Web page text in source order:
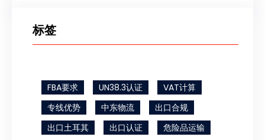
标签
FBA要求 UN38.3认证
VAT计算
专线优势
中东物流
出口合规
出口土耳其
出口认证
危险品运输